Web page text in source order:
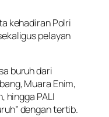
kehadiran Polri
pelayan
buruh dari
Muara Enim,
hingga PALI
dengan tertib.